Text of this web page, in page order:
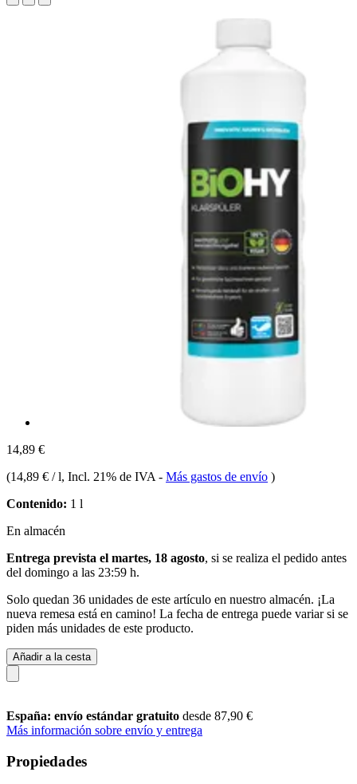
14,89 €
(14,89 € / l, Incl. 21% de IVA - Más gastos de envío )
Contenido: 1 l
En almacén
Entrega prevista el martes, 18 agosto, si se realiza el pedido antes
del domingo a las 23:59 h.
Solo quedan 36 unidades de este artículo en nuestro almacén. ¡La
nueva remesa está en camino! La fecha de entrega puede variar si se
piden más unidades de este producto.
Añadir a la cesta
España: envío estándar gratuito desde 87,90 €
Más información sobre envío y entrega
Propiedades